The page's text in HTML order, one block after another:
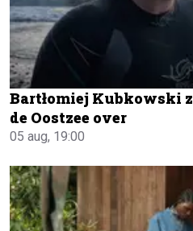
Bartłomiej Kubkowski
de Oostzee over
05 aug, 19:00